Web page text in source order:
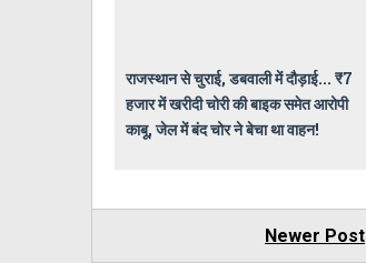
राजस्थान से चुराई, डबवाली में दौड़ाई... ₹7
हजार में खरीदी चोरी की बाइक समेत आरोपी
काबू, जेल में बंद चोर ने बेचा था वाहन!
Newer Post